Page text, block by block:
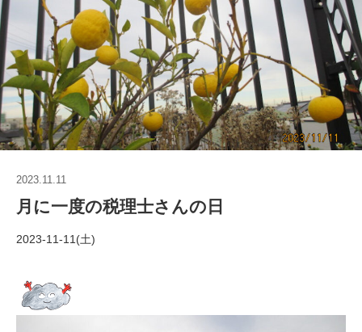
2023.11.11
月に一度の税理士さんの日
2023-11-11(土)